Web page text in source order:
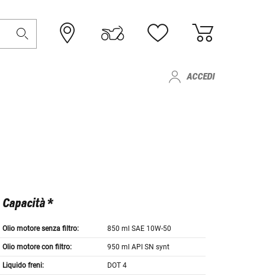
ACCEDI
Capacità *
Olio motore senza filtro: 850 ml SAE 10W-50
Olio motore con filtro: 950 ml API SN synt
Liquido freni: DOT 4